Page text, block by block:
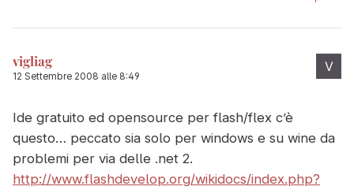
vigliag
12 Settembre 2008 alle 8:49
Ide gratuito ed opensource per flash/flex c’è
questo… peccato sia solo per windows e su wine da
problemi per via delle .net 2.
http://www.flashdevelop.org/wikidocs/index.php?